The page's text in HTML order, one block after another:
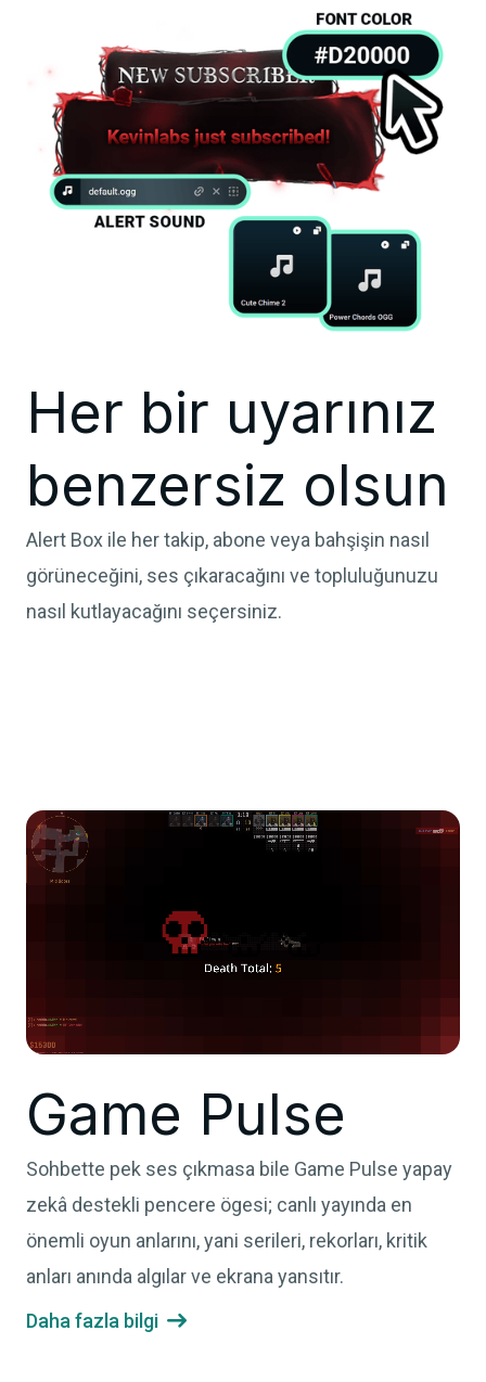
Her bir uyarınız
benzersiz olsun
Alert Box ile her takip, abone veya bahşişin nasıl
görüneceğini, ses çıkaracağını ve topluluğunuzu
nasıl kutlayacağını seçersiniz.
Game Pulse
Sohbette pek ses çıkmasa bile Game Pulse yapay
zekâ destekli pencere ögesi; canlı yayında en
önemli oyun anlarını, yani serileri, rekorları, kritik
anları anında algılar ve ekrana yansıtır.
Daha fazla bilgi 